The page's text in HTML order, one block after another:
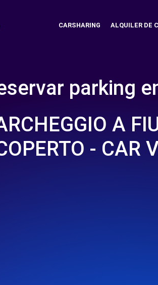
CARSHARING ALQUILER DE
parking
A
- CAR